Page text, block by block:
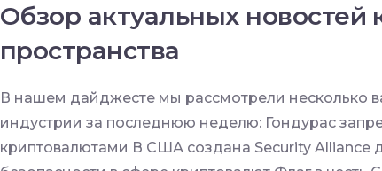
Обзор актуальных новостей
пространства
В нашем дайджесте мы рассмотрели несколько
индустрии за последнюю неделю: Гондурас
криптовалютами В США создана Security Alliance